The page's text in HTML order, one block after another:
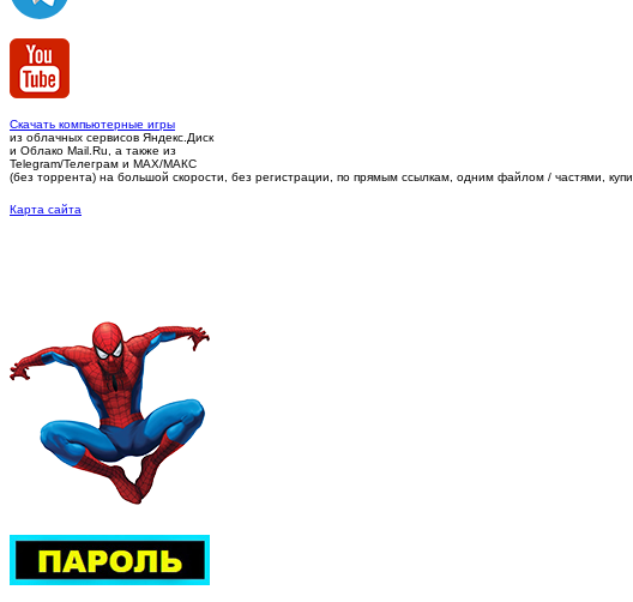
Скачать компьютерные игры
из облачных сервисов Яндекс.Диск
и Облако Mail.Ru, а также из
Telegram/Телеграм и MAX/МАКС
(без торрента) на большой скорости, без регистрации, по прямым ссылкам, одним файлом / частями,
Карта сайта